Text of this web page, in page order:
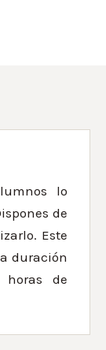
lo
de
Este
duración
horas de